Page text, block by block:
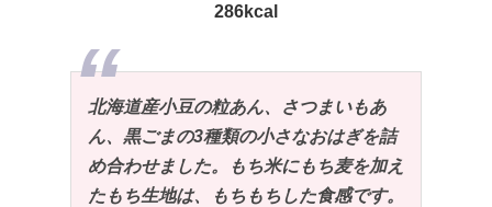
286kcal
北海道産小豆の粒あん、さつまいもあ
ん、黒ごまの3種類の小さなおはぎを詰
め合わせました。もち米にもち麦を加え
たもち生地は、もちもちした食感です。